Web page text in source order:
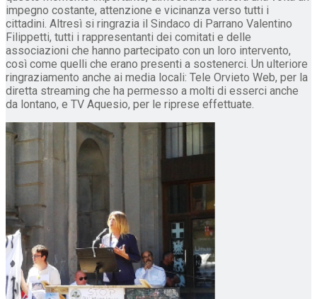
impegno costante, attenzione e vicinanza verso tutti i
cittadini. Altresì si ringrazia il Sindaco di Parrano Valentino
Filippetti, tutti i rappresentanti dei comitati e delle
associazioni che hanno partecipato con un loro intervento,
così come quelli che erano presenti a sostenerci. Un ulteriore
ringraziamento anche ai media locali: Tele Orvieto Web, per la
diretta streaming che ha permesso a molti di esserci anche
da lontano, e TV Aquesio, per le riprese effettuate.